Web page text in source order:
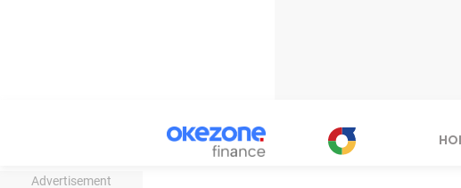
Advertisement